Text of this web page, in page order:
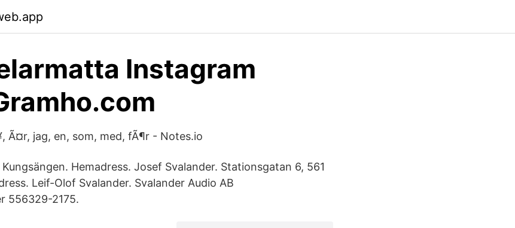
Instagram
Ã¤r, jag, en, som, med, fÃ¶r - Notes.io
Hemadress. Josef Svalander. Stationsgatan 6, 561
Leif-Olof Svalander. Svalander Audio AB
556329-2175.